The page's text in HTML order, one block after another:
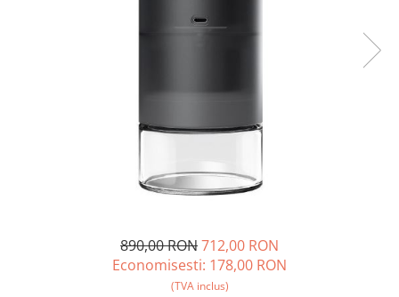
890,00 RON712,00 RON
Economisesti: 178,00 RON
(TVA inclus)